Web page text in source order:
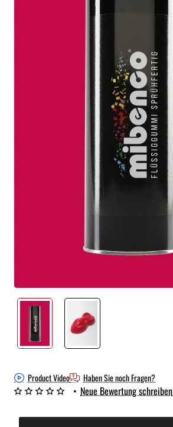
Product Video Haben Sie noch Fragen?
• Neue Bewertung schreiben